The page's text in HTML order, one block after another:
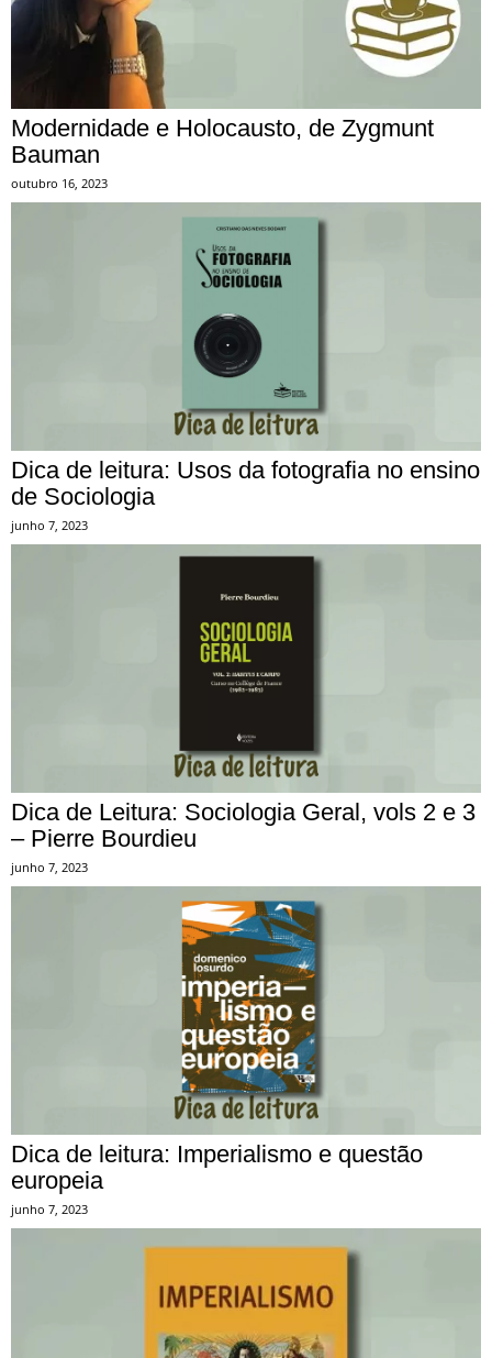
Modernidade e Holocausto, de Zygmunt
Bauman
outubro 16, 2023
Dica de leitura: Usos da fotografia no ensino
de Sociologia
junho 7, 2023
Dica de Leitura: Sociologia Geral, vols 2 e 3
– Pierre Bourdieu
junho 7, 2023
Dica de leitura: Imperialismo e questão
europeia
junho 7, 2023